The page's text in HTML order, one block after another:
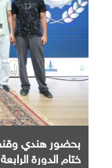
ختام الدورة